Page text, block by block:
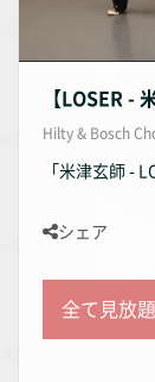
【LOSER -
Hilty & Bosch
「米津玄師 -
シェア
全て見放題